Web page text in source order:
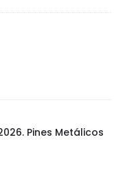
Pines Metálicos